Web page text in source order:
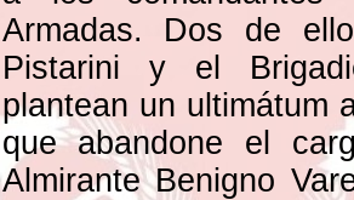
Armadas. Dos de
Pistarini y el
plantean un ultimátum
que abandone el
Almirante Benigno